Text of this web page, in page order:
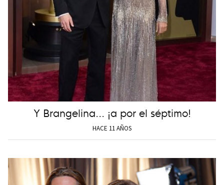
Y Brangelina... ¡a por el séptimo!
HACE 11 AÑOS